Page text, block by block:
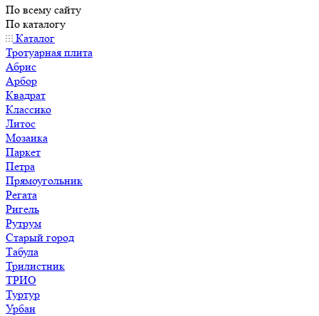
По всему сайту
По каталогу
Каталог
Тротуарная плита
Абрис
Арбор
Квадрат
Классико
Литос
Мозаика
Паркет
Петра
Прямоугольник
Регата
Ригель
Рутрум
Старый город
Табула
Трилистник
ТРИО
Туртур
Урбан